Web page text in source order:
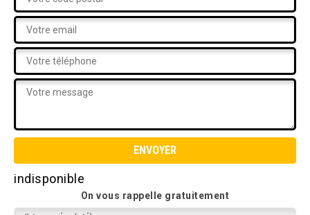
indisponible
On vous rappelle gratuitement